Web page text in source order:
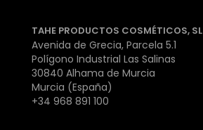
TAHE PRODUCTOS COSMÉTICOS, SL
Avenida de Grecia, Parcela 5.1
Polígono Industrial Las Salinas
30840 Alhama de Murcia
Murcia (España)
+34 968 891 100